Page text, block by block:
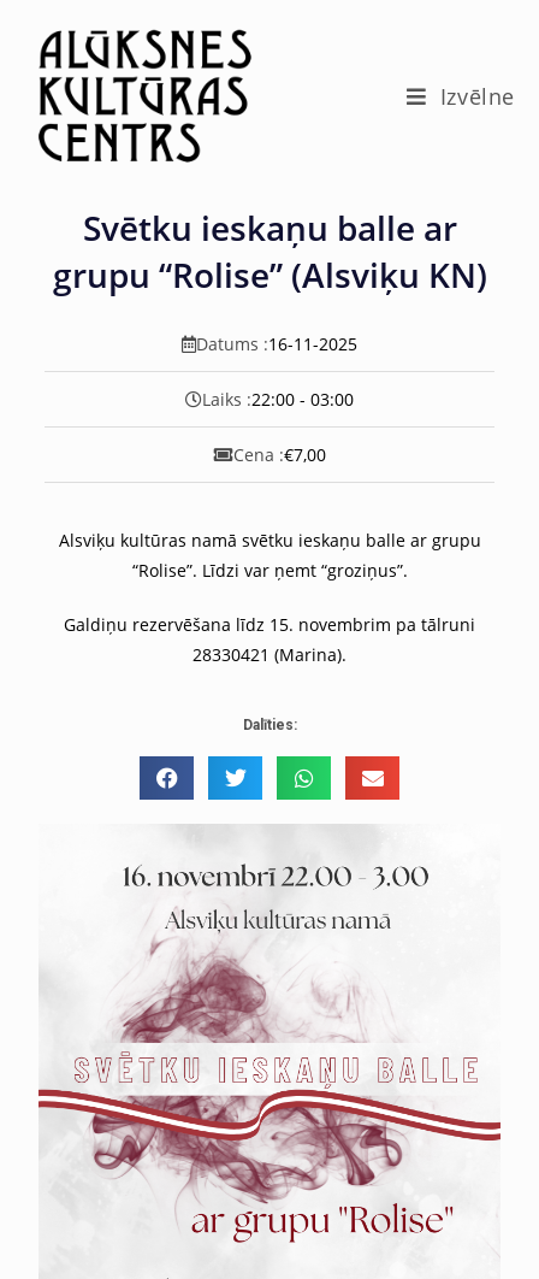
Izvēlne
Svētku ieskaņu balle ar
grupu “Rolise” (Alsviķu KN)
Datums :16-11-2025
Laiks :22:00 - 03:00
Cena :€7,00
Alsviķu kultūras namā svētku ieskaņu balle ar grupu
“Rolise”. Līdzi var ņemt “groziņus”.
Galdiņu rezervēšana līdz 15. novembrim pa tālruni
28330421 (Marina).
Dalīties: